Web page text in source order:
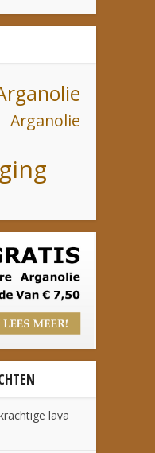
lava